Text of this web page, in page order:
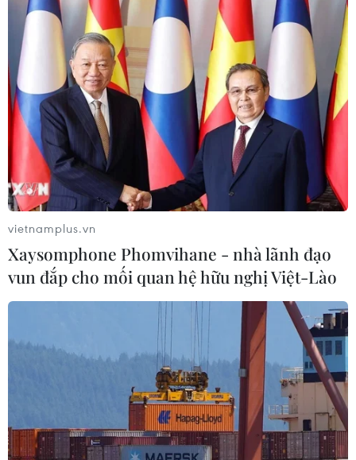
TIN CÙNG CHUYÊN MỤC
Thị trường chứng khoán: Sức ép từ
"vùng trũng" thông tin sau một nhịp
phục hồi
VN-Index tăng hơn 3 điểm nhờ sức
bật nhóm dầu khí
vietnamplus.vn
Xaysomphone Phomvihane - nhà lãnh đạo
vun đắp cho mối quan hệ hữu nghị Việt-Lào